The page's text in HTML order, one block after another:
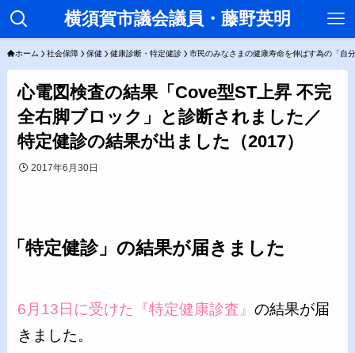
横須賀市議会議員・藤野英明
ホーム 社会保障 保健 健康診断・特定健診 市民のみなさまの健康寿命を伸ばす為の「自
心電図検査の結果「Cove型ST上昇 不完
全右脚ブロック」と診断されました／
特定健診の結果が出ました（2017）
2017年6月30日
「特定健診」の結果が届きました
6月13日に受けた『特定健康診査』の結果が届
きました。